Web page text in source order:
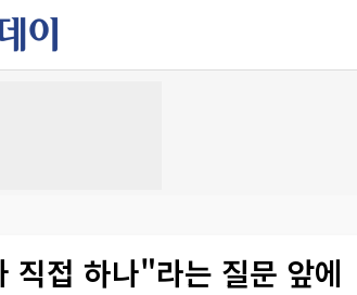
접 하나"라는 질문 앞에